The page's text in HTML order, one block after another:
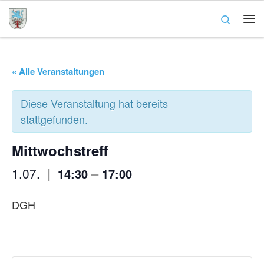
Zum Inhalt springen
Search
« Alle Veranstaltungen
Diese Veranstaltung hat bereits
stattgefunden.
Mittwochstreff
1.07. | 14:30 – 17:00
DGH